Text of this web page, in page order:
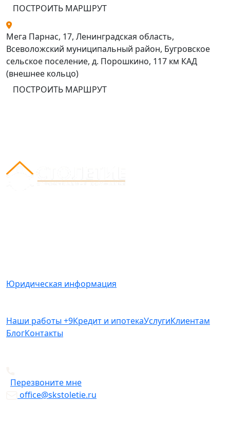
ПОСТРОИТЬ МАРШРУТ
Мега Парнас, 17, Ленинградская область,
Всеволожский муниципальный район, Бугровское
сельское поселение, д. Порошкино, 117 км КАД
(внешнее кольцо)
ПОСТРОИТЬ МАРШРУТ
Юридическая информация
Наши работы +9Кредит и ипотекаУслугиКлиентам
БлогКонтакты
Перезвоните мне
office@skstoletie.ru